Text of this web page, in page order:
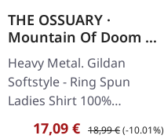
THE OSSUARY ·
Mountain Of Doom |
GIRLIE SHIRT
Heavy Metal. Gildan
Softstyle - Ring Spun
Ladies Shirt 100%
Baumwolle Es ist nur
Verkaufspreis:
17,09 € Regulärer Preis:
18,99 €(-10.01%)